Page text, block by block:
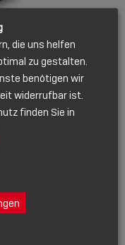
die uns helfen
zu gestalten.
benötigen wir
widerrufbar ist.
finden Sie in